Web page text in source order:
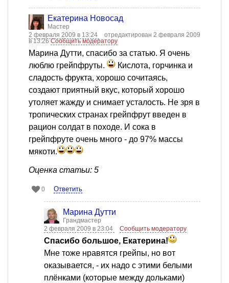
Екатерина Новосад
Мастер
2 февраля 2009 в 13:24
отредактирован 2 февраля 2009
в 13:26Сообщить модератору
Марина Дутти, спасибо за статью. Я очень
люблю грейпфруты.
Кислота, горчинка и
сладость фрукта, хорошо сочитаясь,
создают приятный вкус, который хорошо
утоляет жажду и снимает усталость. Не зря в
тропических странах грейпфрут введен в
рацион солдат в походе. И сока в
грейпфруте очень много - до 97% массы
мякоти.
Оценка статьи: 5
0 Ответить
Марина Дутти
Грандмастер
2 февраля 2009 в 23:04
Сообщить модератору
Спасибо большое, Екатерина!
Мне тоже нравятся грейпы, но вот
оказывается, - их надо с этими белыми
плёнками (которые между дольками)